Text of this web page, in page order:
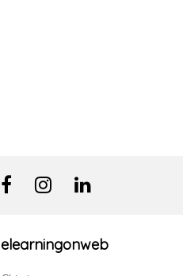
elearningonweb